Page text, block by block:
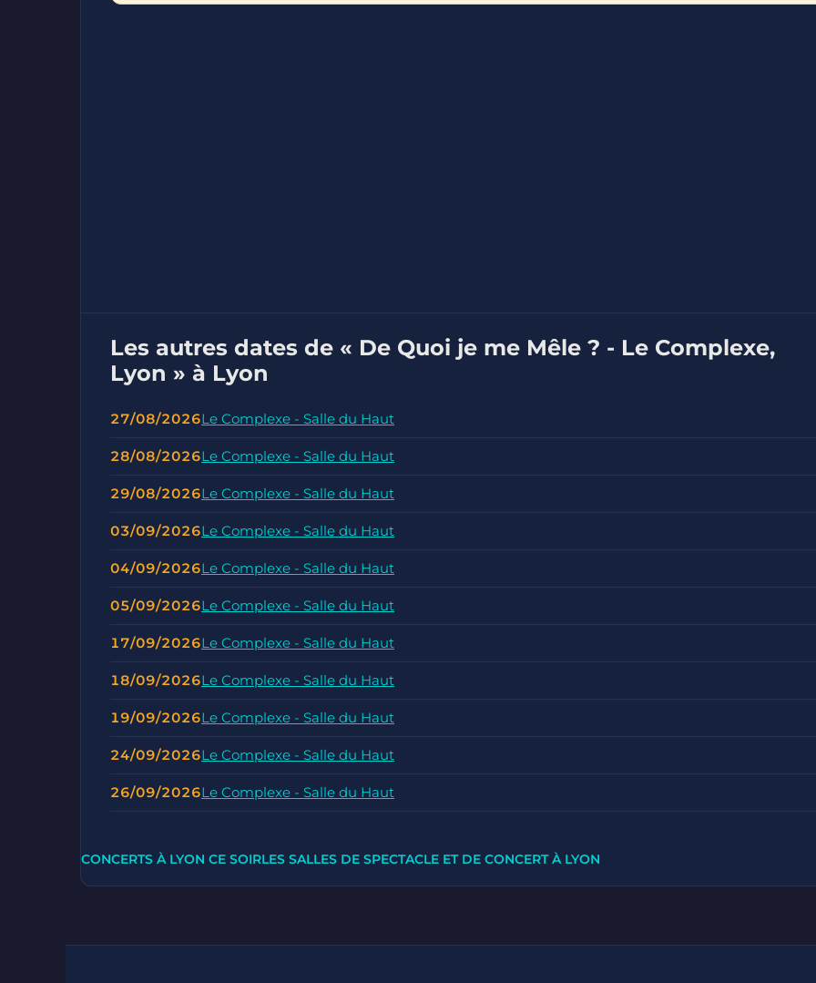
Les autres dates de « De Quoi je me Mêle ? - Le Complexe,
Lyon » à Lyon
27/08/2026Le Complexe - Salle du Haut
28/08/2026Le Complexe - Salle du Haut
29/08/2026Le Complexe - Salle du Haut
03/09/2026Le Complexe - Salle du Haut
04/09/2026Le Complexe - Salle du Haut
05/09/2026Le Complexe - Salle du Haut
17/09/2026Le Complexe - Salle du Haut
18/09/2026Le Complexe - Salle du Haut
19/09/2026Le Complexe - Salle du Haut
24/09/2026Le Complexe - Salle du Haut
26/09/2026Le Complexe - Salle du Haut
CONCERTS À LYON CE SOIRLES SALLES DE SPECTACLE ET DE CONCERT À LYON